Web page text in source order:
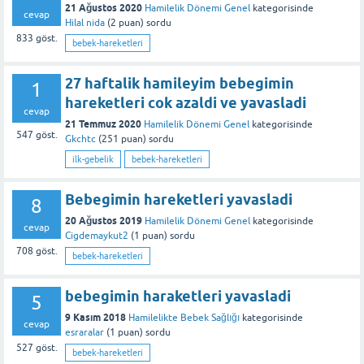
cevap
833 göst.
21 Ağustos 2020 Hamilelik Dönemi Genel kategorisinde
Hilal nida (2 puan) sordu
bebek-hareketleri
1
cevap
547 göst.
27 haftalik hamileyim bebegimin
hareketleri cok azaldi ve yavasladi
21 Temmuz 2020 Hamilelik Dönemi Genel kategorisinde
Gkchtc (251 puan) sordu
ilk-gebelik bebek-hareketleri
8
cevap
708 göst.
Bebegimin hareketleri yavasladi
20 Ağustos 2019 Hamilelik Dönemi Genel kategorisinde
Cigdemaykut2 (1 puan) sordu
bebek-hareketleri
5
cevap
527 göst.
bebegimin haraketleri yavasladi
9 Kasım 2018 Hamilelikte Bebek Sağlığı kategorisinde
esraralar (1 puan) sordu
bebek-hareketleri